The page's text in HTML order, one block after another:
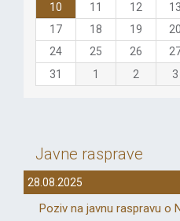
10
11 12 13
17
18 19 20
24
25 26
31
1 2 3
Javne rasprave
28.08.2025
Poziv na javnu raspravu o